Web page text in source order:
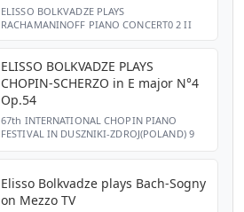
ELISSO BOLKVADZE PLAYS
RACHAMANINOFF PIANO CONCERT0 2 II
ELISSO BOLKVADZE PLAYS
CHOPIN-SCHERZO in E major N°4
Op.54
67th INTERNATIONAL CHOPIN PIANO
FESTIVAL IN DUSZNIKI-ZDROJ(POLAND) 9
Elisso Bolkvadze plays Bach-Sogny
on Mezzo TV